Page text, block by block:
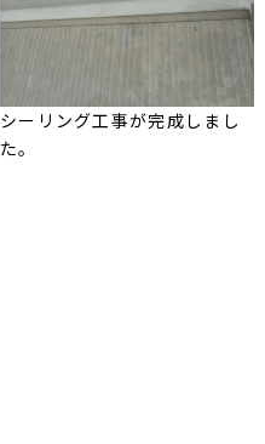
シーリング工事が完成しまし
た。